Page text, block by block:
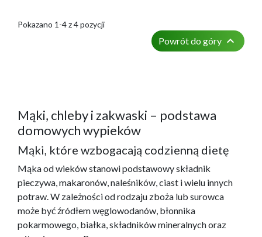
Pokazano 1-4 z 4 pozycji
Powrót do góry 
Mąki, chleby i zakwaski – podstawa
domowych wypieków
Mąki, które wzbogacają codzienną dietę
Mąka od wieków stanowi podstawowy składnik
pieczywa, makaronów, naleśników, ciast i wielu innych
potraw. W zależności od rodzaju zboża lub surowca
może być źródłem węglowodanów, błonnika
pokarmowego, białka, składników mineralnych oraz